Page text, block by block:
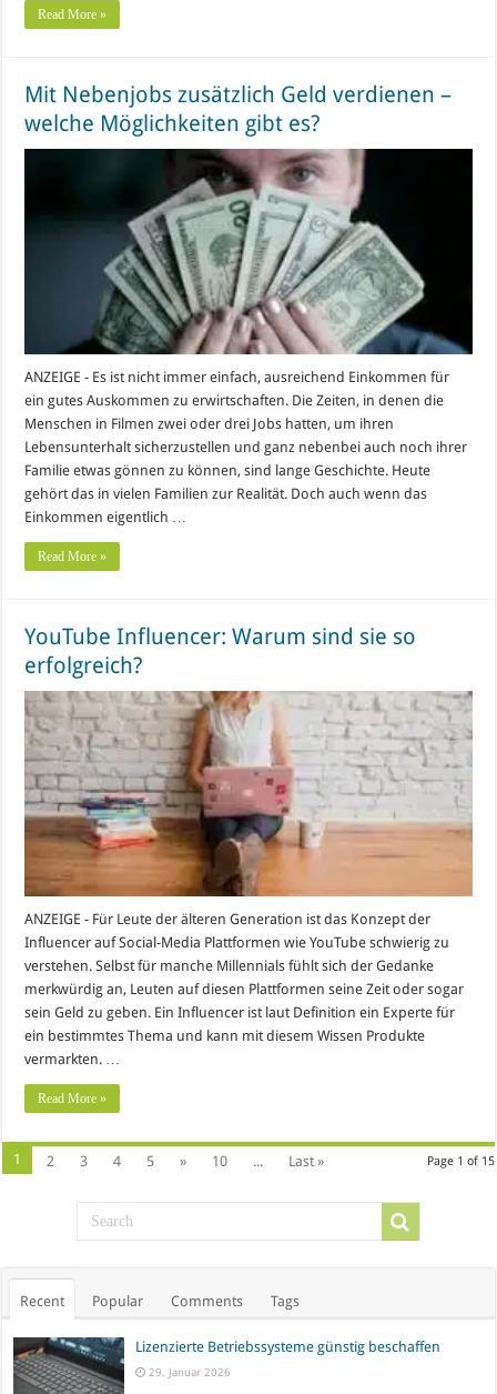
Read More »
Mit Nebenjobs zusätzlich Geld verdienen –
welche Möglichkeiten gibt es?
ANZEIGE - Es ist nicht immer einfach, ausreichend Einkommen für
ein gutes Auskommen zu erwirtschaften. Die Zeiten, in denen die
Menschen in Filmen zwei oder drei Jobs hatten, um ihren
Lebensunterhalt sicherzustellen und ganz nebenbei auch noch ihrer
Familie etwas gönnen zu können, sind lange Geschichte. Heute
gehört das in vielen Familien zur Realität. Doch auch wenn das
Einkommen eigentlich …
Read More »
YouTube Influencer: Warum sind sie so
erfolgreich?
ANZEIGE - Für Leute der älteren Generation ist das Konzept der
Influencer auf Social-Media Plattformen wie YouTube schwierig zu
verstehen. Selbst für manche Millennials fühlt sich der Gedanke
merkwürdig an, Leuten auf diesen Plattformen seine Zeit oder sogar
sein Geld zu geben. Ein Influencer ist laut Definition ein Experte für
ein bestimmtes Thema und kann mit diesem Wissen Produkte
vermarkten. …
Read More »
Page 1 of 15
1 2 3 4 5 » 10 ... Last »
Recent Popular Comments Tags
Lizenzierte Betriebssysteme günstig beschaffen
29. Januar 2026